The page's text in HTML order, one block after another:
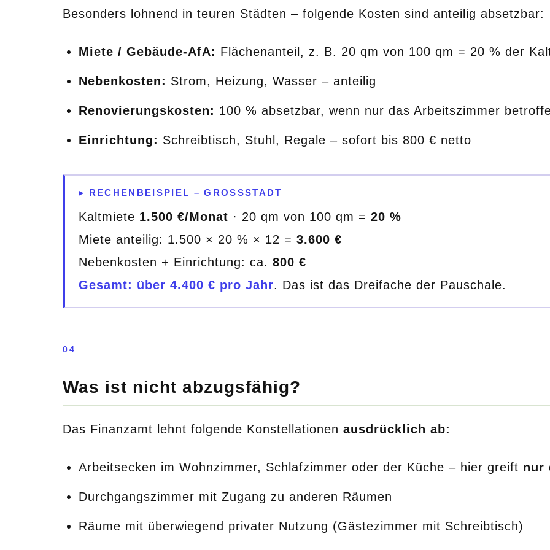
Besonders lohnend in teuren Städten – folgende Kosten sind anteilig absetzbar:
Miete / Gebäude-AfA: Flächenanteil, z. B. 20 qm von 100 qm = 20 % der
Nebenkosten: Strom, Heizung, Wasser – anteilig
Renovierungskosten: 100 % absetzbar, wenn nur das Arbeitszimmer
Einrichtung: Schreibtisch, Stuhl, Regale – sofort bis 800 € netto
▸ RECHENBEISPIEL – GROSSSTADT
Kaltmiete 1.500 €/Monat · 20 qm von 100 qm = 20 %
Miete anteilig: 1.500 × 20 % × 12 = 3.600 €
Nebenkosten + Einrichtung: ca. 800 €
Gesamt: über 4.400 € pro Jahr. Das ist das Dreifache der Pauschale.
04
Was ist nicht abzugsfähig?
Das Finanzamt lehnt folgende Konstellationen ausdrücklich ab:
Arbeitsecken im Wohnzimmer, Schlafzimmer oder der Küche – hier greift nur
Durchgangszimmer mit Zugang zu anderen Räumen
Räume mit überwiegend privater Nutzung (Gästezimmer mit Schreibtisch)